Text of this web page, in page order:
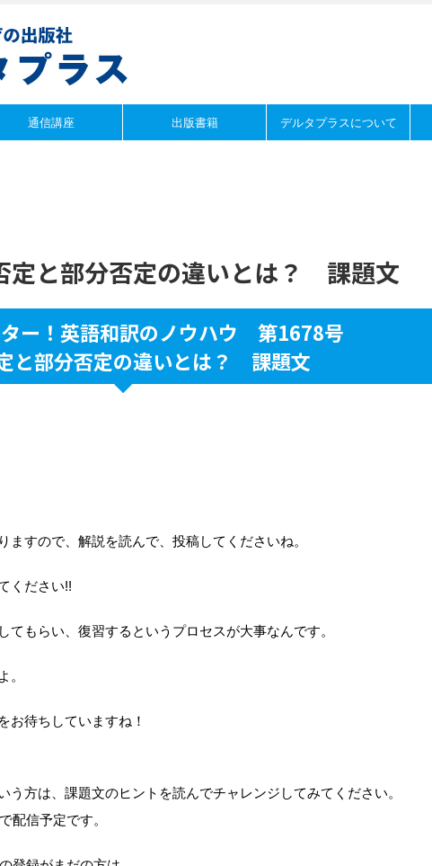
通信講座 出版書籍 デルタプラスについて
と部分否定の違いとは？ 課題文
ター！英語和訳のノウハウ 第1678号
と部分否定の違いとは？ 課題文
すので、解説を読んで、投稿してくださいね。
ください!!
てもらい、復習するというプロセスが大事なんです。
お待ちしていますね！
う方は、課題文のヒントを読んでチャレンジしてみてください。
配信予定です。